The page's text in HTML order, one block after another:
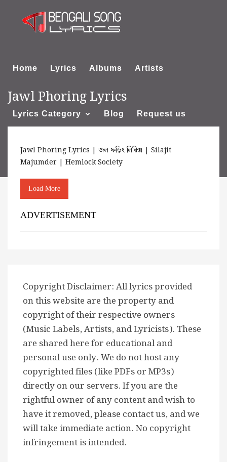
Home Lyrics Albums Artists
Lyrics Category Blog Request us
About us
Jawl Phoring Lyrics
Jawl Phoring Lyrics | জল ফড়িং লিরিক্স | Silajit
Majumder | Hemlock Society
Load More
ADVERTISEMENT
Copyright Disclaimer: All lyrics provided
on this website are the property and
copyright of their respective owners
(Music Labels, Artists, and Lyricists). These
are shared here for educational and
personal use only. We do not host any
copyrighted files (like PDFs or MP3s)
directly on our servers. If you are the
rightful owner of any content and wish to
have it removed, please contact us, and we
will take immediate action. No copyright
infringement is intended.